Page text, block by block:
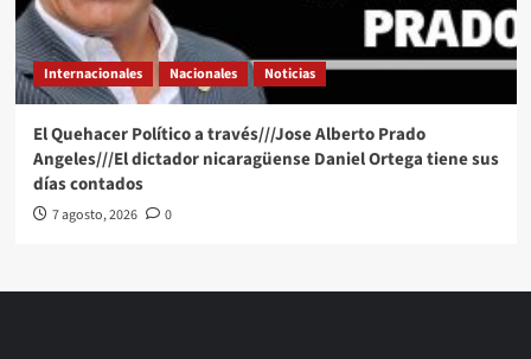
Internacionales Nacionales Noticias
El Quehacer Político a través///Jose Alberto Prado
Angeles///El dictador nicaragüense Daniel Ortega tiene sus
días contados
7 agosto, 2026 0